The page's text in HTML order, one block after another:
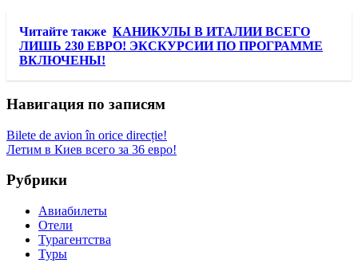
Читайте также КАНИКУЛЫ В ИТАЛИИ ВСЕГО
ЛИШЬ 230 ЕВРО! ЭКСКУРСИИ ПО ПРОГРАММЕ
ВКЛЮЧЕНЫ!
Навигация по записям
Bilete de avion în orice direcție!
Летим в Киев всего за 36 евро!
Рубрики
Авиабилеты
Отели
Турагентства
Туры